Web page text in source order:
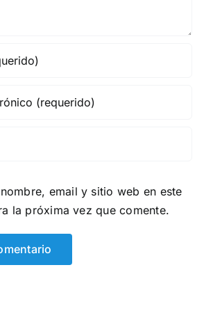
email y sitio web en este
la próxima vez que comente.